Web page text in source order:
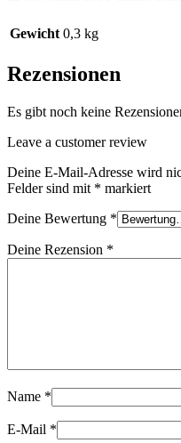
Gewicht 0,3 kg
Rezensionen
Es gibt noch keine
Leave a customer review
Deine E-Mail-Adresse wird
Felder sind mit * markiert
Deine Bewertung *
Deine Rezension *
Name *
E-Mail *